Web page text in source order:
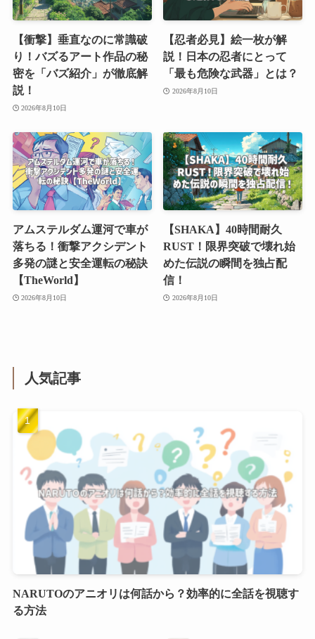
【衝撃】垂直なのに常識破
り！バズるアート作品の秘
密を「バズ紹介」が徹底解
説！
2026年8月10日
【忍者必見】絵一枚が解
説！日本の忍者にとって
「最も危険な武器」とは？
2026年8月10日
アムステルダム運河で車が
落ちる！衝撃アクシデント
多発の謎と安全運転の秘訣
【TheWorld】
2026年8月10日
【SHAKA】40時間耐久
RUST！限界突破で壊れ始
めた伝説の瞬間を独占配
信！
2026年8月10日
人気記事
NARUTOのアニオリは何話から？効率的に全話を視聴す
る方法